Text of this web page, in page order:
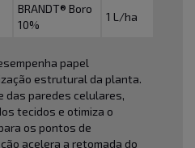
BRANDT® Boro
10%
1 L/ha
papel
estrutural da planta.
das paredes celulares,
tecidos e otimiza o
os pontos de
acelera a retomada do